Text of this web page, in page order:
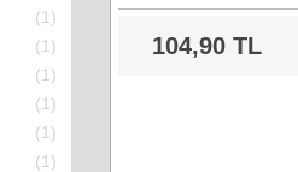
1
1
1
1
1
1
104,90 TL